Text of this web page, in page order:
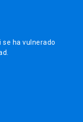
ha vulnerado